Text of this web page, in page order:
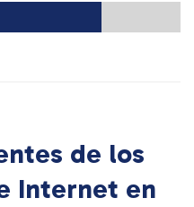
de los
Internet en